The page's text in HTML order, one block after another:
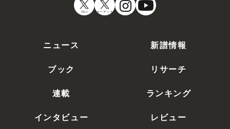
CDJ オーディオ
ニュース
新譜情報
ブック
リサーチ
連載
ランキング
インタビュー
レビュー